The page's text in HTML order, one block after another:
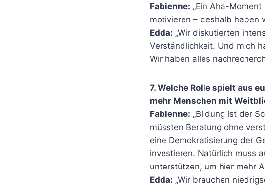
Fabienne: „Ein Aha-
motivieren – deshalb haben
Edda: „Wir diskutierten
Verständlichkeit. Und mich
Wir haben alles
7. Welche Rolle spielt aus
mehr Menschen mit
Fabienne: „Bildung ist der
müssten Beratung ohne
eine Demokratisierung der
investieren. Natürlich muss
unterstützen, um hier mehr
Edda: „Wir brauchen